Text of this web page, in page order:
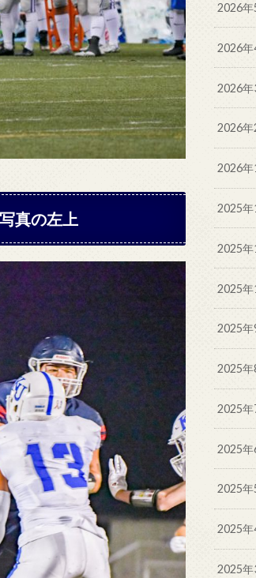
真の左上
2026年
2026年
2026年
2026年
2026年
2025年
2025年
2025年
2025年
2025年
2025年
2025年
2025年
2025年
2025年